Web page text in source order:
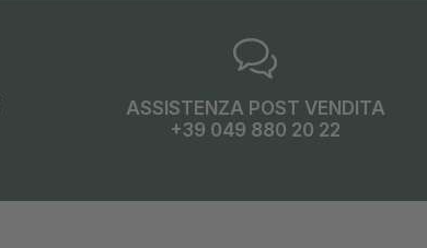
ASSISTENZA POST VENDITA
+39 049 880 20 22